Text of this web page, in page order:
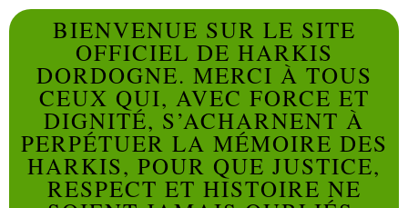
BIENVENUE SUR LE SITE
OFFICIEL DE HARKIS
DORDOGNE. MERCI À TOUS
CEUX QUI, AVEC FORCE ET
DIGNITÉ, S’ACHARNENT À
PERPÉTUER LA MÉMOIRE DES
HARKIS, POUR QUE JUSTICE,
RESPECT ET HISTOIRE NE